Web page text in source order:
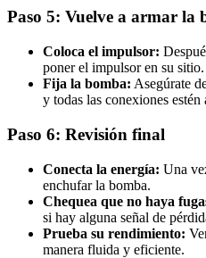
Paso 5: Vuelve a armar la
Coloca el impulsor:
poner el impulsor en su sitio.
Fija la bomba: Asegúrate
y todas las conexiones
Paso 6: Revisión final
Conecta la energía: Una
enchufar la bomba.
Chequea que no haya
si hay alguna señal de
Prueba su rendimiento:
manera fluida y eficiente.